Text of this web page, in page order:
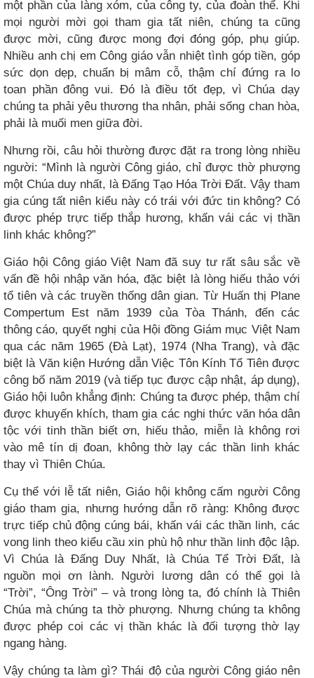
một phần của làng xóm, của công ty, của đoàn thể. Khi
mọi người mời gọi tham gia tất niên, chúng ta cũng
được mời, cũng được mong đợi đóng góp, phụ giúp.
Nhiều anh chị em Công giáo vẫn nhiệt tình góp tiền, góp
sức dọn dẹp, chuẩn bị mâm cỗ, thậm chí đứng ra lo
toan phần đông vui. Đó là điều tốt đẹp, vì Chúa dạy
chúng ta phải yêu thương tha nhân, phải sống chan hòa,
phải là muối men giữa đời.
Nhưng rồi, câu hỏi thường được đặt ra trong lòng nhiều
người: “Mình là người Công giáo, chỉ được thờ phượng
một Chúa duy nhất, là Đấng Tạo Hóa Trời Đất. Vậy tham
gia cúng tất niên kiểu này có trái với đức tin không? Có
được phép trực tiếp thắp hương, khấn vái các vị thần
linh khác không?”
Giáo hội Công giáo Việt Nam đã suy tư rất sâu sắc về
vấn đề hội nhập văn hóa, đặc biệt là lòng hiếu thảo với
tổ tiên và các truyền thống dân gian. Từ Huấn thị Plane
Compertum Est năm 1939 của Tòa Thánh, đến các
thông cáo, quyết nghị của Hội đồng Giám mục Việt Nam
qua các năm 1965 (Đà Lạt), 1974 (Nha Trang), và đặc
biệt là Văn kiện Hướng dẫn Việc Tôn Kính Tổ Tiên được
công bố năm 2019 (và tiếp tục được cập nhật, áp dụng),
Giáo hội luôn khẳng định: Chúng ta được phép, thậm chí
được khuyến khích, tham gia các nghi thức văn hóa dân
tộc với tinh thần biết ơn, hiếu thảo, miễn là không rơi
vào mê tín dị đoan, không thờ lạy các thần linh khác
thay vì Thiên Chúa.
Cụ thể với lễ tất niên, Giáo hội không cấm người Công
giáo tham gia, nhưng hướng dẫn rõ ràng: Không được
trực tiếp chủ động cúng bái, khấn vái các thần linh, các
vong linh theo kiểu cầu xin phù hộ như thần linh độc lập.
Vì Chúa là Đấng Duy Nhất, là Chúa Tể Trời Đất, là
nguồn mọi ơn lành. Người lương dân có thể gọi là
“Trời”, “Ông Trời” – và trong lòng ta, đó chính là Thiên
Chúa mà chúng ta thờ phượng. Nhưng chúng ta không
được phép coi các vị thần khác là đối tượng thờ lạy
ngang hàng.
Vậy chúng ta làm gì? Thái độ của người Công giáo nên